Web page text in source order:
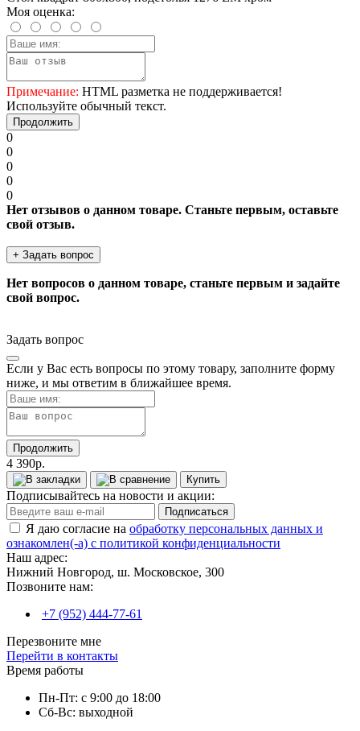
Моя оценка:
Примечание: HTML разметка не поддерживается!
Используйте обычный текст.
Продолжить
0
0
0
0
0
Нет отзывов о данном товаре. Станьте первым, оставьте
свой отзыв.
+ Задать вопрос
Нет вопросов о данном товаре, станьте первым и задайте
свой вопрос.
Задать вопрос
Если у Вас есть вопросы по этому товару, заполните форму
ниже, и мы ответим в ближайшее время.
Продолжить
4 390р.
Купить
Подписывайтесь на новости и акции:
Подписаться
Я даю согласие на обработку персональных данных и
ознакомлен(-а) с политикой конфиденциальности
Наш адрес:
Нижний Новгород, ш. Московское, 300
Позвоните нам:
+7 (952) 444-77-61
Перезвоните мне
Перейти в контакты
Время работы
Пн-Пт: с 9:00 до 18:00
Сб-Вс: выходной